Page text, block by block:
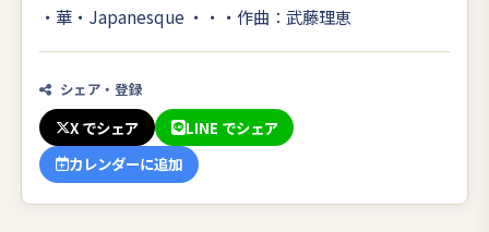
・華・Japanesque ・・・作曲：武藤理恵
シェア・登録
X でシェア
LINE でシェア
カレンダーに追加